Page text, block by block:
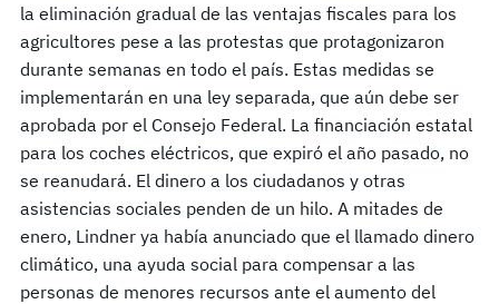
la eliminación gradual de las ventajas fiscales para los
agricultores pese a las protestas que protagonizaron
durante semanas en todo el país. Estas medidas se
implementarán en una ley separada, que aún debe ser
aprobada por el Consejo Federal. La financiación estatal
para los coches eléctricos, que expiró el año pasado, no
se reanudará. El dinero a los ciudadanos y otras
asistencias sociales penden de un hilo. A mitades de
enero, Lindner ya había anunciado que el llamado dinero
climático, una ayuda social para compensar a las
personas de menores recursos ante el aumento del